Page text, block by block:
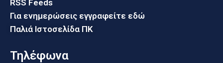
RSS Feeds
Για ενημερώσεις εγγραφείτε εδώ
Παλιά Ιστοσελίδα ΠΚ
Τηλέφωνα